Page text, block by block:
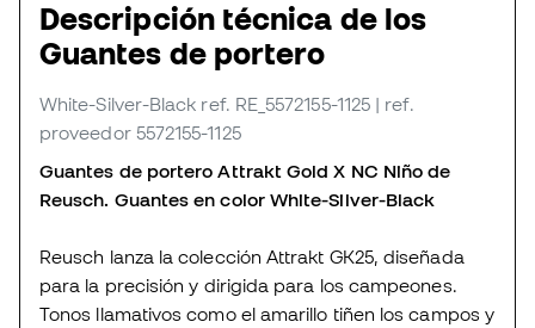
Descripción técnica de los
Guantes de portero
White-Silver-Black ref. RE_5572155-1125 | ref.
proveedor 5572155-1125
Guantes de portero Attrakt Gold X NC Niño de
Reusch. Guantes en color White-Silver-Black
Reusch lanza la colección Attrakt GK25, diseñada
para la precisión y dirigida para los campeones.
Tonos llamativos como el amarillo tiñen los campos y